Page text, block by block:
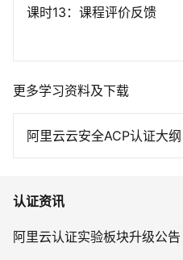
课时13 ： 课程评价反馈
更多学习资料及下载
阿里云云安全ACP认证大纲
认证资讯
阿里云认证实验板块升级公告